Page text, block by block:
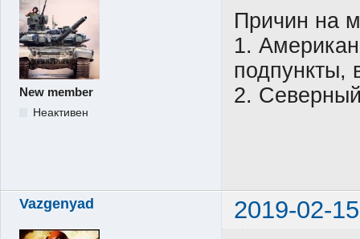
New member
Неактивен
Причин на
1.
подпункты,
2.
Vazgenyad 2019-02-